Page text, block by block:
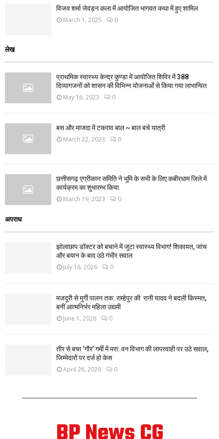
विजय शर्मा जेवड़न कला में आयोजित भागवत कथा में हुए शामिल
March 1, 2025 0
लेख
प्राथमिक स्वास्थ्य केन्द्र कुण्डा में आयोजित शिविर में 388
दिव्यागजनों को शासन की विभिन्न योजनाओं से किया गया लाभान्वित
May 16, 2023 0
बस और माजदा में टकराव बाल ~ बाल बचे यात्री
March 22, 2023 0
छत्तीसगढ़ एग्रीकान समिति ने भूमि के सभी के लिए कबीरधाम जिले में
कार्यक्रम का शुभारम्भ किया
March 19, 2023 0
अपराध
झोलाछाप डॉक्टर को बचाने में जुटा स्वास्थ्य विभाग! शिकायत, जांच
और बयान के बाद उठे गंभीर सवाल
July 16, 2026 0
मजदूरी से मुर्गी पालन तक: राम्हेपुर की रानी यादव ने बदली किस्मत,
बनीं आत्मनिर्भर महिला उद्यमी
June 1, 2026 0
तीर से बचा ‘गौर’ गर्मी में मरा: वन विभाग की लापरवाही पर उठे सवाल,
जिम्मेदारों पर दर्ज हो केस
April 26, 2026 0